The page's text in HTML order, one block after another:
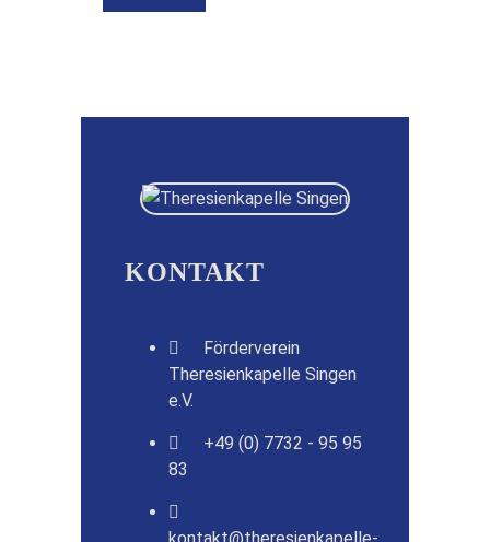
KONTAKT
Förderverein
Theresienkapelle Singen
e.V.
+49 (0) 7732 - 95 95
83